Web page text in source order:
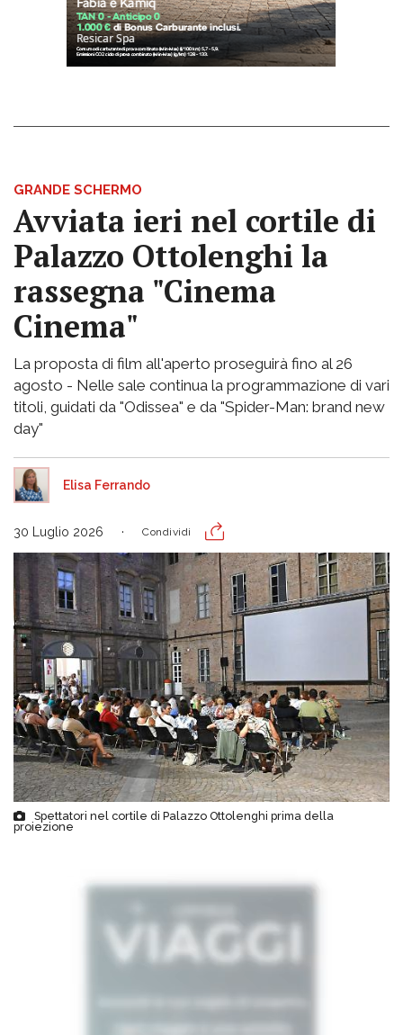
GRANDE SCHERMO
Avviata ieri nel cortile di
Palazzo Ottolenghi la
rassegna "Cinema
Cinema"
La proposta di film all'aperto proseguirà fino al 26
agosto - Nelle sale continua la programmazione di vari
titoli, guidati da "Odissea" e da "Spider-Man: brand new
day"
Elisa Ferrando
30 Luglio 2026 Condividi
Spettatori nel cortile di Palazzo Ottolenghi prima della
proiezione